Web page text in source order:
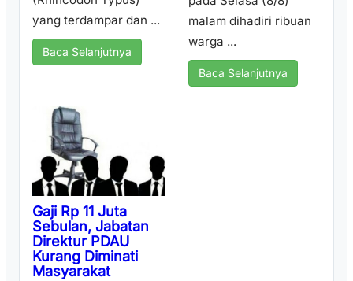
yang terdampar dan ...
Baca Selanjutnya
malam dihadiri ribuan
warga ...
Baca Selanjutnya
Gaji Rp 11 Juta
Sebulan, Jabatan
Direktur PDAU
Kurang Diminati
Masyarakat